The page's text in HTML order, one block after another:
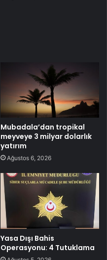
Mubadala’dan tropikal
meyveye 3 milyar dolarlık
yatırım
Ağustos 6, 2026
Yasa Dışı Bahis
Operasyonu: 4 Tutuklama